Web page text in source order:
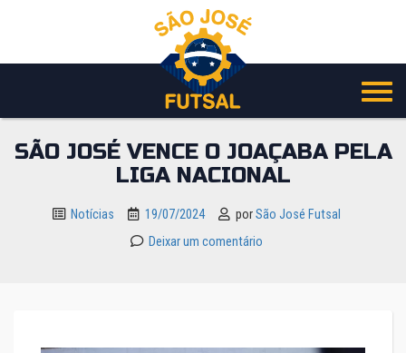
o
SÃO JOSÉ VENCE O JOAÇABA PELA
LIGA NACIONAL
Notícias 19/07/2024 porSão José Futsal
Deixar um comentário